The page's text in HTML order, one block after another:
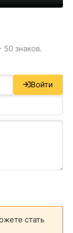
знаков.
Войти
стать